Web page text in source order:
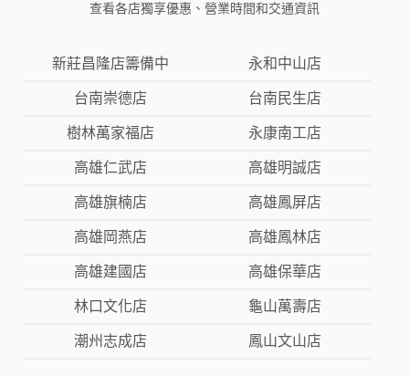
查看各店獨享優惠、營業時間和交通資訊
新莊昌隆店籌備中 永和中山店
台南崇德店 台南民生店
樹林萬家福店 永康南工店
高雄仁武店 高雄明誠店
高雄旗楠店 高雄鳳屏店
高雄岡燕店 高雄鳳林店
高雄建國店 高雄保華店
林口文化店 龜山萬壽店
潮州志成店 鳳山文山店